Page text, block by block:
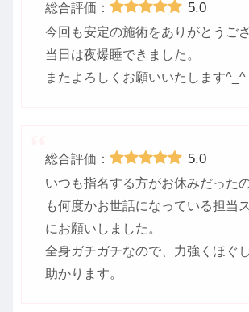
総合評価： 5.0
今回も安定の施術をありがとうござ
当日は夜爆睡できました。
またよろしくお願いいたします^_^
総合評価： 5.0
いつも指名する方がお休みだった
も何度かお世話になっている担当
にお願いしました。
全身ガチガチなので、力強くほぐ
助かります。